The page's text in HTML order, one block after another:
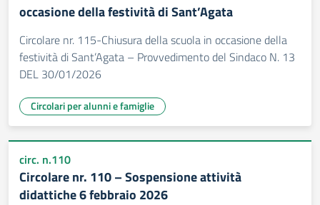
occasione della festività di Sant’Agata
Circolare nr. 115-Chiusura della scuola in occasione della
festività di Sant’Agata – Provvedimento del Sindaco N. 13
DEL 30/01/2026
Circolari per alunni e famiglie
circ. n.110
Circolare nr. 110 – Sospensione attività
didattiche 6 febbraio 2026